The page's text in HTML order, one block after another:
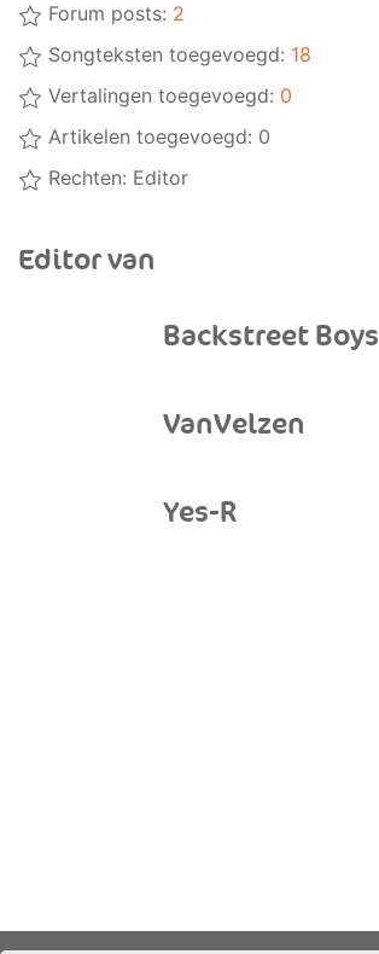
Forum posts: 2
Songteksten toegevoegd: 18
Vertalingen toegevoegd: 0
Artikelen toegevoegd: 0
Rechten: Editor
Editor van
Backstreet Boys
VanVelzen
Yes-R